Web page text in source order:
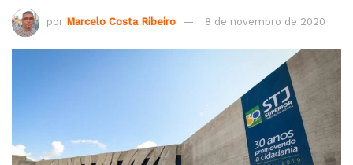
por Marcelo Costa Ribeiro 8 de novembro de 2020